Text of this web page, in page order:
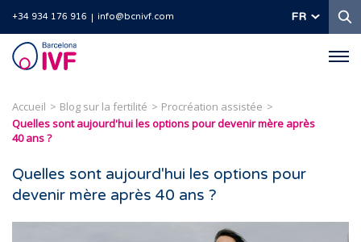
+34 934 176 916 info@bcnivf.com FR
Barcelona
IVF
Accueil Blog sur la fertilité
Procréation assistée
Quelles sont aujourd'hui les options pour devenir mère après
40 ans ?
Quelles sont aujourd'hui les options pour
devenir mère après 40 ans ?